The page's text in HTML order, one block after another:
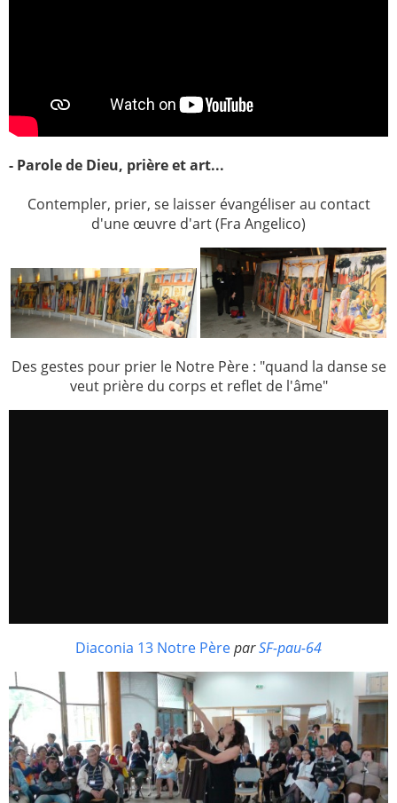
- Parole de Dieu, prière et art...
Contempler, prier, se laisser évangéliser au contact
d'une œuvre d'art (Fra Angelico)
Des gestes pour prier le Notre Père : "quand la danse se
veut prière du corps et reflet de l'âme"
Diaconia 13 Notre PèreparSF-pau-64